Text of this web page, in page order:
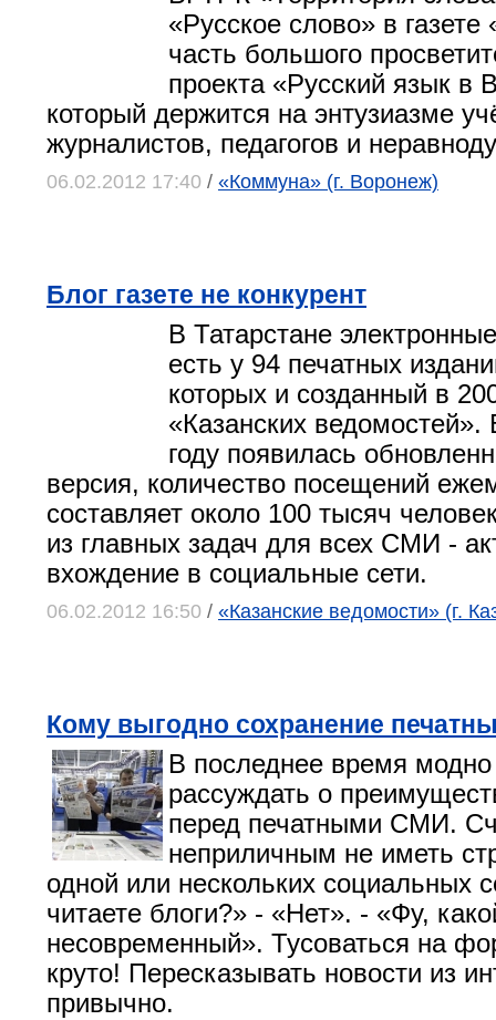
«Русское слово» в
часть большого
проекта «Русский язык в
который держится на энтузиазме
журналистов, педагогов и
06.02.2012 17:40 / «Коммуна» (г. Воронеж)
Блог газете не конкурент
В Татарстане
есть у 94 печатных
которых и созданный в
«Казанских
году появилась
версия, количество посещений
составляет около 100 тысяч
из главных задач для всех СМИ -
вхождение в социальные сети.
06.02.2012 16:50 / «Казанские ведомости» (г.
Кому выгодно сохранение
В последнее время модно
рассуждать о
перед печатными СМИ.
неприличным не иметь
одной или нескольких социальных
читаете блоги?» - «Нет». - «Фу,
несовременный». Тусоваться на
круто! Пересказывать новости из
привычно.